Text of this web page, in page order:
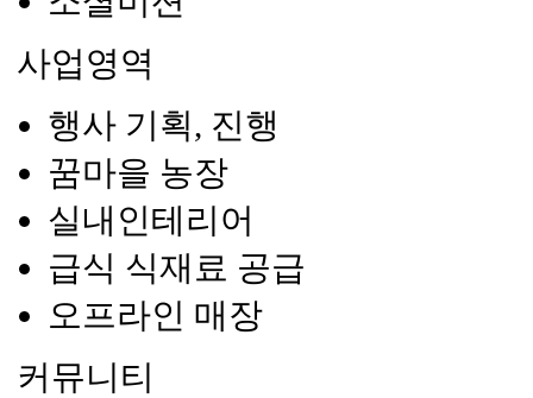
사업영역
행사 기획, 진행
꿈마을 농장
실내인테리어
급식 식재료 공급
오프라인 매장
커뮤니티